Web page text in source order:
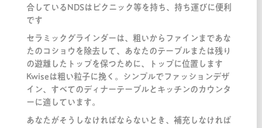
合しているNDSはピクニック等を持ち、持ち運びに便利
です
セラミックグラインダーは、粗いからファインまであな
たのコショウを除去して、あなたのテーブルまたは残り
の遊離したトップを保つために、トップに位置します
Kwiseは粗い粒子に挽く。シンプルでファッションデザ
イン、すべてのディナーテーブルとキッチンのカウンタ
ーに適しています。
あなたがそうしなければならないとき、補充しなければ